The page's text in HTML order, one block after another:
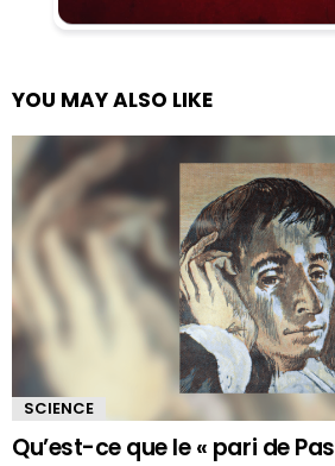
YOU MAY ALSO LIKE
SCIENCE
Qu’est-ce que le « pari de